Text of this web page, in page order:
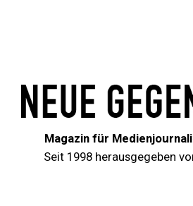
Magazin für
Seit 1998 herausgegeben